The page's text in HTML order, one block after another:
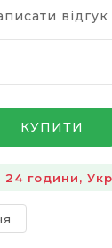
відгук
КУПИТИ
години,